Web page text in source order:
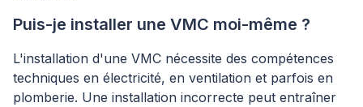
Puis-je installer une VMC moi-même ?
L'installation d'une VMC nécessite des compétences
techniques en électricité, en ventilation et parfois en
plomberie. Une installation incorrecte peut entraîner